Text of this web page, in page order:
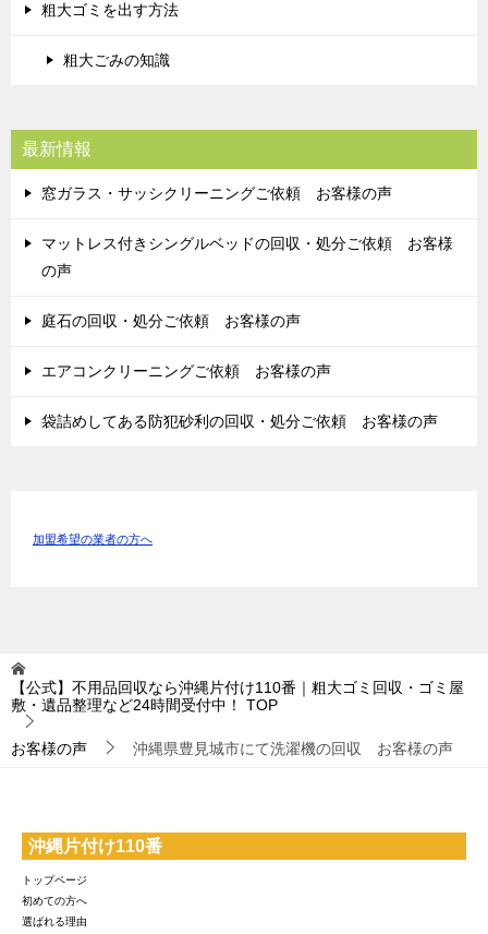
粗大ゴミを出す方法
粗大ごみの知識
最新情報
窓ガラス・サッシクリーニングご依頼 お客様の声
マットレス付きシングルベッドの回収・処分ご依頼 お客様
の声
庭石の回収・処分ご依頼 お客様の声
エアコンクリーニングご依頼 お客様の声
袋詰めしてある防犯砂利の回収・処分ご依頼 お客様の声
加盟希望の業者の方へ
【公式】不用品回収なら沖縄片付け110番｜粗大ゴミ回収・ゴミ屋
敷・遺品整理など24時間受付中！
TOP
お客様の声 沖縄県豊見城市にて洗濯機の回収 お客様の声
沖縄片付け110番
トップページ
初めての方へ
選ばれる理由